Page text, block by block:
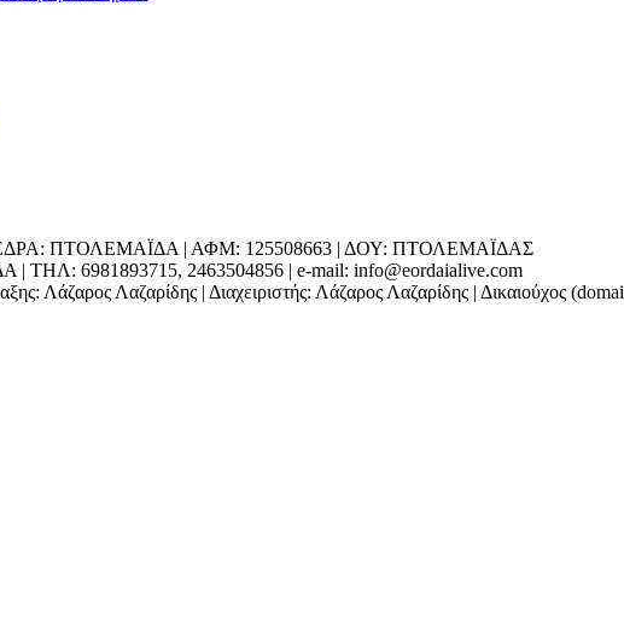
| ΕΔΡΑ: ΠΤΟΛΕΜΑΪΔΑ | ΑΦΜ: 125508663 | ΔΟΥ: ΠΤΟΛΕΜΑΪΔΑΣ
6981893715, 2463504856 | e-mail: info@eordaialive.com
Λάζαρος Λαζαρίδης | Διαχειριστής: Λάζαρος Λαζαρίδης | Δικαιούχος